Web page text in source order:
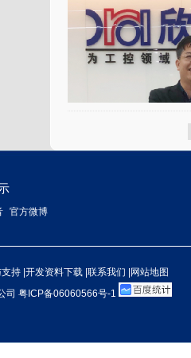
官方微博
支持 开发资料下载 联系我们
网站地图
司 粤ICP备06060566号-1